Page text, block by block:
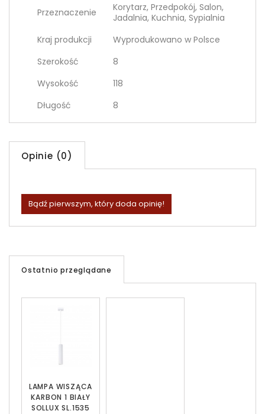
Przeznaczenie
Korytarz, Przedpokój, Salon,
Jadalnia, Kuchnia, Sypialnia
Kraj produkcji
Wyprodukowano w Polsce
Szerokość
8
Wysokość
118
Długość
8
Opinie (0)
Bądź pierwszym, który doda opinię!
Ostatnio przeglądane
LAMPA WISZĄCA
KARBON 1 BIAŁY
SOLLUX SL.1535